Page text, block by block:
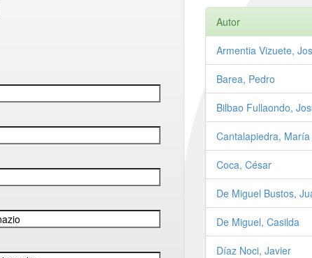
Autor
Armentia Vizuete,
Barea, Pedro
Bilbao Fullaondo,
Cantalapiedra,
Coca, César
De Miguel Bustos,
De Miguel, Casilda
Díaz Noci, Javier